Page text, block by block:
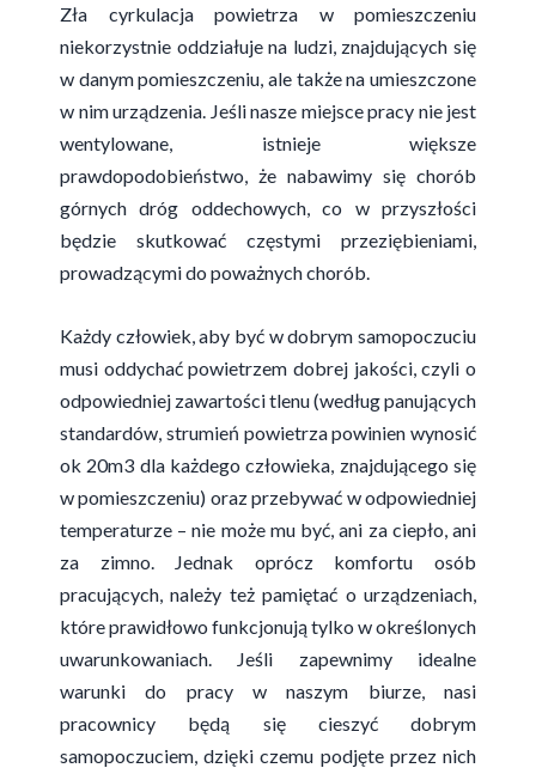
Zła cyrkulacja powietrza w pomieszczeniu
niekorzystnie oddziałuje na ludzi, znajdujących się
w danym pomieszczeniu, ale także na umieszczone
w nim urządzenia. Jeśli nasze miejsce pracy nie jest
wentylowane, istnieje większe
prawdopodobieństwo, że nabawimy się chorób
górnych dróg oddechowych, co w przyszłości
będzie skutkować częstymi przeziębieniami,
prowadzącymi do poważnych chorób.
Każdy człowiek, aby być w dobrym samopoczuciu
musi oddychać powietrzem dobrej jakości, czyli o
odpowiedniej zawartości tlenu (według panujących
standardów, strumień powietrza powinien wynosić
ok 20m3 dla każdego człowieka, znajdującego się
w pomieszczeniu) oraz przebywać w odpowiedniej
temperaturze – nie może mu być, ani za ciepło, ani
za zimno. Jednak oprócz komfortu osób
pracujących, należy też pamiętać o urządzeniach,
które prawidłowo funkcjonują tylko w określonych
uwarunkowaniach. Jeśli zapewnimy idealne
warunki do pracy w naszym biurze, nasi
pracownicy będą się cieszyć dobrym
samopoczuciem, dzięki czemu podjęte przez nich